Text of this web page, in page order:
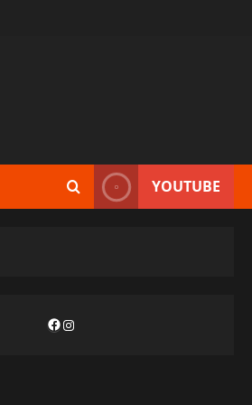
YOUTUBE
Facebook
Instagram